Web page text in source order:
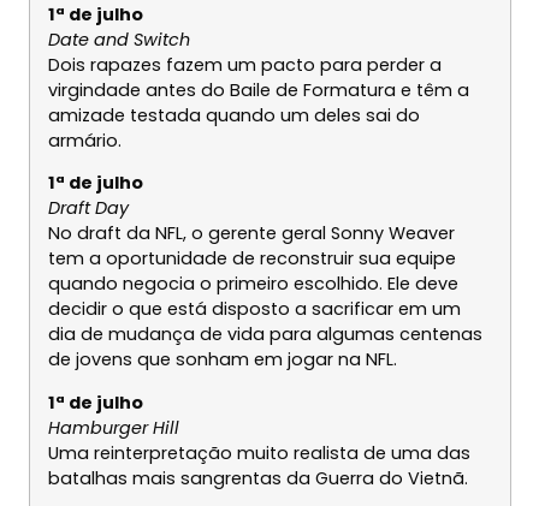
1ª de julho
Date and Switch
Dois rapazes fazem um pacto para perder a
virgindade antes do Baile de Formatura e têm a
amizade testada quando um deles sai do
armário.
1ª de julho
Draft Day
No draft da NFL, o gerente geral Sonny Weaver
tem a oportunidade de reconstruir sua equipe
quando negocia o primeiro escolhido. Ele deve
decidir o que está disposto a sacrificar em um
dia de mudança de vida para algumas centenas
de jovens que sonham em jogar na NFL.
1ª de julho
Hamburger Hill
Uma reinterpretação muito realista de uma das
batalhas mais sangrentas da Guerra do Vietnã.